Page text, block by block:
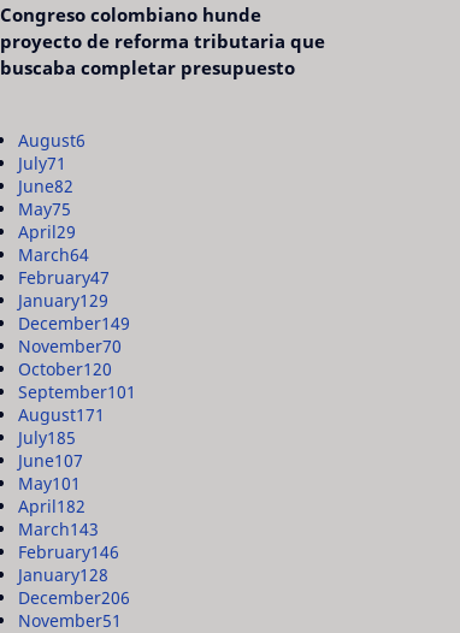
Congreso colombiano hunde
proyecto de reforma tributaria que
buscaba completar presupuesto
August6
July71
June82
May75
April29
March64
February47
January129
December149
November70
October120
September101
August171
July185
June107
May101
April182
March143
February146
January128
December206
November51